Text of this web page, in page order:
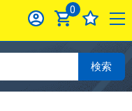
0
検索